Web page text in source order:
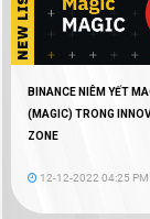
BINANCE NIÊM YẾT
(MAGIC) TRONG
ZONE
12-12-2022 04:25 PM